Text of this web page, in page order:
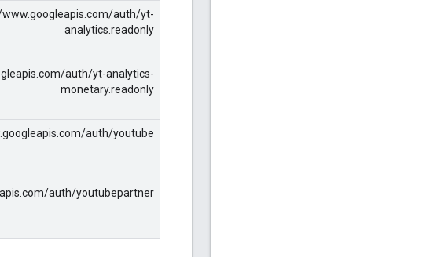
auth/yt-
analytics.readonly
auth/yt-analytics-
monetary.readonly
auth/youtube
auth/youtubepartner